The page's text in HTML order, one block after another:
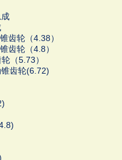
齿轮（4.38）
齿轮（4.8）
（5.73）
齿轮(6.72)